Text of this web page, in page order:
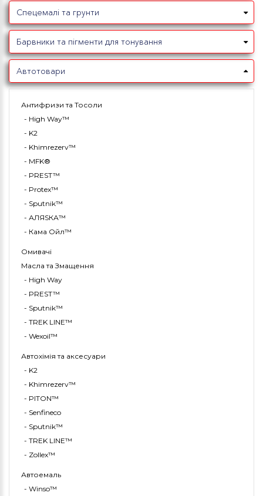
Спецемалі та грунти
Барвники та пігменти для тонування
Автотовари
Антифризи та Тосоли
- High Way™
- K2
- Khimrezerv™
- MFK®
- PREST™
- Protex™
- Sputnik™
- АЛЯSКА™
- Кама Ойл™
Омивачі
Масла та Змащення
- High Way
- PREST™
- Sputnik™
- TREK LINE™
- Wexoil™
Автохімія та аксесуари
- K2
- Khimrezerv™
- PITON™
- Senfineco
- Sputnik™
- TREK LINE™
- Zollex™
Автоемаль
- Winso™